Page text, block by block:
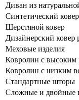
Диван из
Синтетический ковер
Шерстяной ковер
Дизайнерский ковер
Меховые изделия
Ковролин с высоким
Ковролин с низким
Стандартные шторы
Сложные и двойные